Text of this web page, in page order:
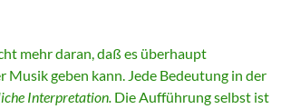
mehr daran, daß es überhaupt
Musik geben kann. Jede Bedeutung in der
Interpretation. Die Aufführung selbst ist